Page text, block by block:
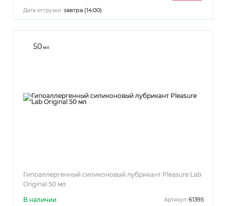
Дата отгрузки: завтра (14:00)
50мл
Гипоаллергенный силиконовый лубрикант Pleasure Lab
Original 50 мл
В наличии Артикул: 61395